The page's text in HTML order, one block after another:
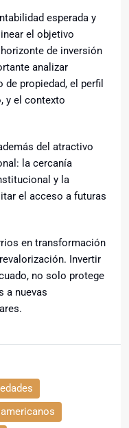
esperada y
el objetivo
de inversión
analizar
propiedad, el perfil
y el contexto
del atractivo
la cercanía
y la
el acceso a futuras
en transformación
Invertir
no solo protege
a nuevas